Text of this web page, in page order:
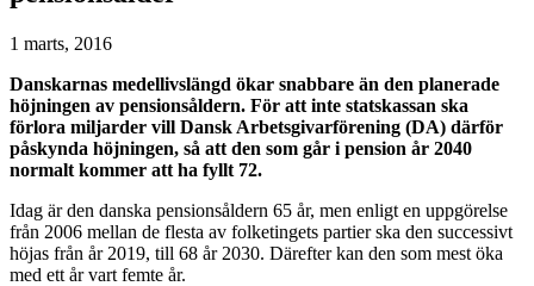
1 marts, 2016
Danskarnas medellivslängd ökar snabbare än den planerade
höjningen av pensionsåldern. För att inte statskassan ska
förlora miljarder vill Dansk Arbetsgivarförening (DA) därför
påskynda höjningen, så att den som går i pension år 2040
normalt kommer att ha fyllt 72.
Idag är den danska pensionsåldern 65 år, men enligt en uppgörelse
från 2006 mellan de flesta av folketingets partier ska den successivt
höjas från år 2019, till 68 år 2030. Därefter kan den som mest öka
med ett år vart femte år.